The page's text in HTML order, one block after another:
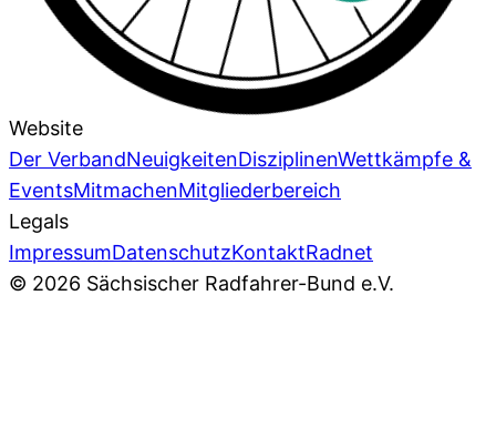
Website
Der VerbandNeuigkeitenDisziplinenWettkämpfe &
EventsMitmachenMitgliederbereich
Legals
ImpressumDatenschutzKontaktRadnet
© 2026 Sächsischer Radfahrer-Bund e.V.